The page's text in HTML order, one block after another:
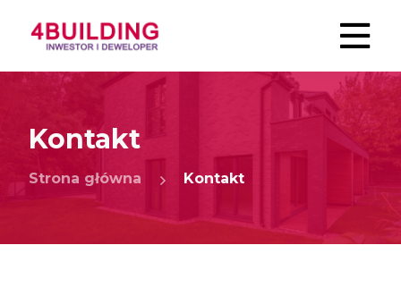
Kontakt
Strona główna Kontakt